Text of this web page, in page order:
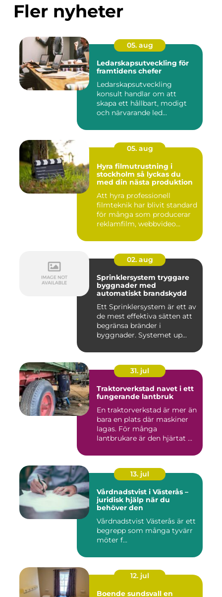
Fler nyheter
05. aug
Ledarskapsutveckling för
framtidens chefer
Ledarskapsutveckling
konsult handlar om att
skapa ett hållbart, modigt
och närvarande led...
05. aug
Hyra filmutrustning i
stockholm så lyckas du
med din nästa produktion
Att hyra professionell
filmteknik har blivit standard
för många som producerar
reklamfilm, webbvideo...
02. aug
Sprinklersystem tryggare
byggnader med
automatiskt brandskydd
Ett Sprinklersystem är ett av
de mest effektiva sätten att
begränsa bränder i
byggnader. Systemet up...
31. jul
Traktorverkstad navet i ett
fungerande lantbruk
En traktorverkstad är mer än
bara en plats där maskiner
lagas. För många
lantbrukare är den hjärtat ...
13. jul
Vårdnadstvist i Västerås –
juridisk hjälp när du
behöver den
Vårdnadstvist Västerås är ett
begrepp som många tyvärr
möter f...
12. jul
Boende sundsvall en